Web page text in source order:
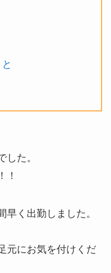
した。
！
早く出勤しました。
元にお気を付けくだ